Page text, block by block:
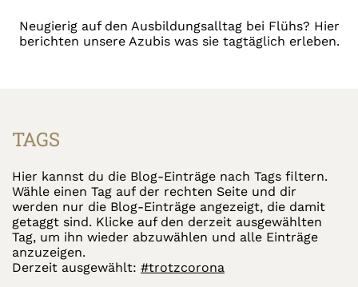
Neugierig auf den Ausbildungsalltag bei Flühs? Hier
berichten unsere Azubis was sie tagtäglich erleben.
TAGS
Hier kannst du die Blog-Einträge nach Tags filtern.
Wähle einen Tag auf der rechten Seite und dir
werden nur die Blog-Einträge angezeigt, die damit
getaggt sind. Klicke auf den derzeit ausgewählten
Tag, um ihn wieder abzuwählen und alle Einträge
anzuzeigen.
Derzeit ausgewählt: #trotzcorona